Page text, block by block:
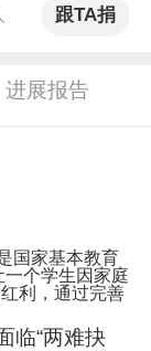
跟TA捐
进展报告
家基本教育
一个学生因家庭
利，通过完善
“两难抉